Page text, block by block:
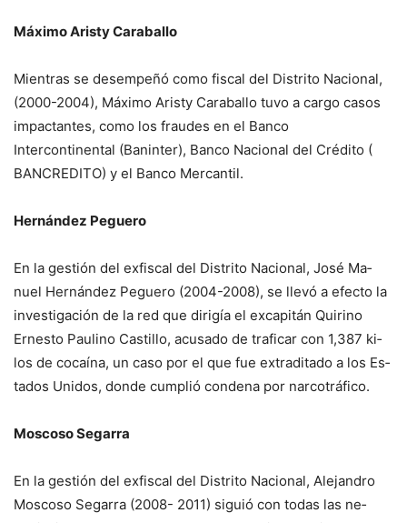
Máximo Aristy Caraballo
Mientras se desempeñó co­mo fiscal del Distrito Nacional,
(2000-2004), Máximo Aristy Caraballo tuvo a cargo casos
impactantes, como los fraudes en el Banco
Intercontinental (Baninter), Banco Nacional del Crédito (
BANCREDITO) y el Banco Mercantil.
Hernández Peguero
En la gestión del exfiscal del Distrito Nacional, José Ma­
nuel Hernández Peguero (2004-2008), se llevó a efecto la
investigación de la red que dirigía el excapitán Quirino
Ernesto Paulino Castillo, acu­sado de traficar con 1,387 ki­
los de cocaína, un caso por el que fue extraditado a los Es­
tados Unidos, donde cumplió condena por narcotráfico.
Moscoso Segarra
En la gestión del exfiscal del Distrito Nacional, Alejan­dro
Moscoso Segarra (2008- 2011) siguió con todas las ne­